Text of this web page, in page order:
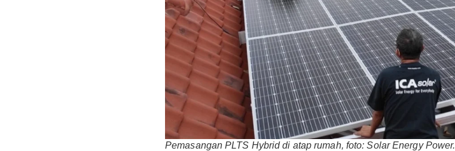
Pemasangan PLTS Hybrid di atap rumah, foto: Solar Energy Power.